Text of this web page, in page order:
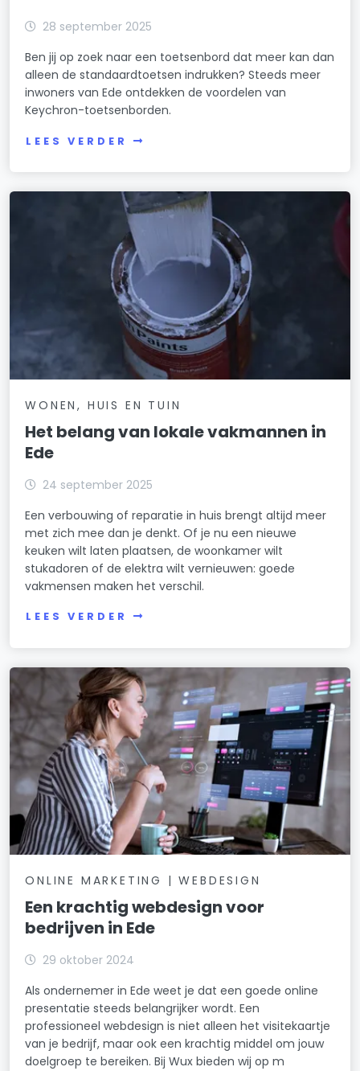
28 september 2025
Ben jij op zoek naar een toetsenbord dat meer kan dan
alleen de standaardtoetsen indrukken? Steeds meer
inwoners van Ede ontdekken de voordelen van
Keychron-toetsenborden.
LEES VERDER
WONEN, HUIS EN TUIN
Het belang van lokale vakmannen in
Ede
24 september 2025
Een verbouwing of reparatie in huis brengt altijd meer
met zich mee dan je denkt. Of je nu een nieuwe
keuken wilt laten plaatsen, de woonkamer wilt
stukadoren of de elektra wilt vernieuwen: goede
vakmensen maken het verschil.
LEES VERDER
ONLINE MARKETING | WEBDESIGN
Een krachtig webdesign voor
bedrijven in Ede
29 oktober 2024
Als ondernemer in Ede weet je dat een goede online
presentatie steeds belangrijker wordt. Een
professioneel webdesign is niet alleen het visitekaartje
van je bedrijf, maar ook een krachtig middel om jouw
doelgroep te bereiken. Bij Wux bieden wij op m